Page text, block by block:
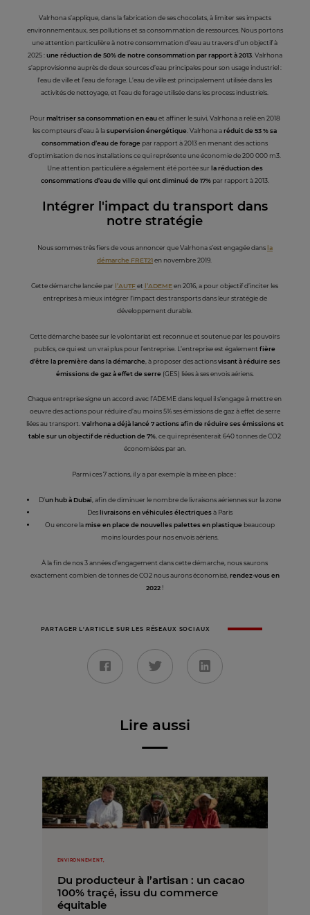
Valrhona s’applique, dans la fabrication de ses chocolats, à limiter ses impacts
environnementaux, ses pollutions et sa consommation de ressources. Nous portons
une attention particulière à notre consommation d’eau au travers d’un objectif à
2025 :une réduction de 50% de notre consommation par rapport à 2013. Valrhona
s’approvisionne auprès de deux sources d’eau principales pour son usage industriel :
l’eau de ville et l’eau de forage. L’eau de ville est principalement utilisée dans les
activités de nettoyage, et l’eau de forage utilisée dans les process industriels.
Pour maîtriser sa consommation en eauet affiner le suivi, Valrhona a relié en 2018
les compteurs d’eau à lasupervision énergétique . Valrhona aréduit de 53 % sa
consommation d’eau de forage par rapport à 2013 en menant des actions
d’optimisation de nos installations ce qui représente une économie de 200 000 m3.
Une attention particulière a également été portée sur la réduction des
consommations d’eau de ville qui ont diminué de 17%par rapport à 2013.
Intégrer l'impact du transport dans
notre stratégie
Nous sommes très fiers de vous annoncer que Valrhona s’est engagée dansla
démarche FRET21en novembre 2019.
Cette démarche lancée parl’AUTFet l’ADEMEen 2016, a pour objectif d’inciter les
entreprises à mieux intégrer l’impact des transports dans leur stratégie de
développement durable.
Cette démarche basée sur le volontariat est reconnue et soutenue par les pouvoirs
publics, ce qui est un vrai plus pour l’entreprise. L’entreprise est égalementfière
d’être la première dans la démarche, à proposer des actionsvisant à réduire ses
émissions de gaz à effet de serre(GES) liées à ses envois aériens.
Chaque entreprise signe un accord avec l’ADEME dans lequel il s’engage à mettre en
oeuvre des actions pour réduire d’au moins 5% ses émissions de gaz à effet de serre
liées au transport.Valrhona a déjà lancé 7 actions afin de réduire ses émissions et
table sur un objectif de réduction de 7%, ce qui représenterait 640 tonnes de CO2
économisées par an.
Parmi ces 7 actions, il y a par exemple la mise en place :
D’un hub à Dubaï , afin de diminuer le nombre de livraisons aériennes sur la zone
Deslivraisons en véhicules électriquesà Paris
Ou encore lamise en place de nouvelles palettes en plastique beaucoup
moins lourdes pour nos envois aériens.
À la fin de nos 3 années d’engagement dans cette démarche, nous saurons
exactement combien de tonnes de CO2 nous aurons économisé, rendez-vous en
2022!
PARTAGER L'ARTICLE SUR LES RÉSEAUX SOCIAUX
Lire aussi
ENVIRONNEMENT,
Du producteur à l’artisan : un cacao
100% traçé, issu du commerce
équitable